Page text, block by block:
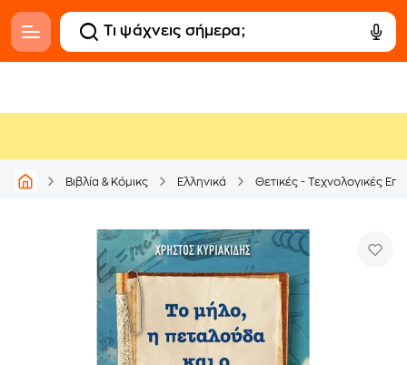
Βιβλία & Κόμικς Ελληνικά Θετικές - Τεχνολογικές